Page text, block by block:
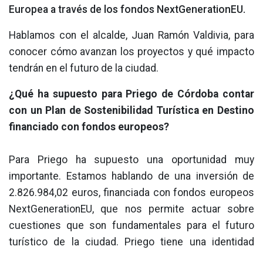
Europea a través de los fondos NextGenerationEU.
Hablamos con el alcalde, Juan Ramón Valdivia, para
conocer cómo avanzan los proyectos y qué impacto
tendrán en el futuro de la ciudad.
¿Qué ha supuesto para Priego de Córdoba contar
con un Plan de Sostenibilidad Turística en Destino
financiado con fondos europeos?
Para Priego ha supuesto una oportunidad muy
importante. Estamos hablando de una inversión de
2.826.984,02 euros, financiada con fondos europeos
NextGenerationEU, que nos permite actuar sobre
cuestiones que son fundamentales para el futuro
turístico de la ciudad. Priego tiene una identidad